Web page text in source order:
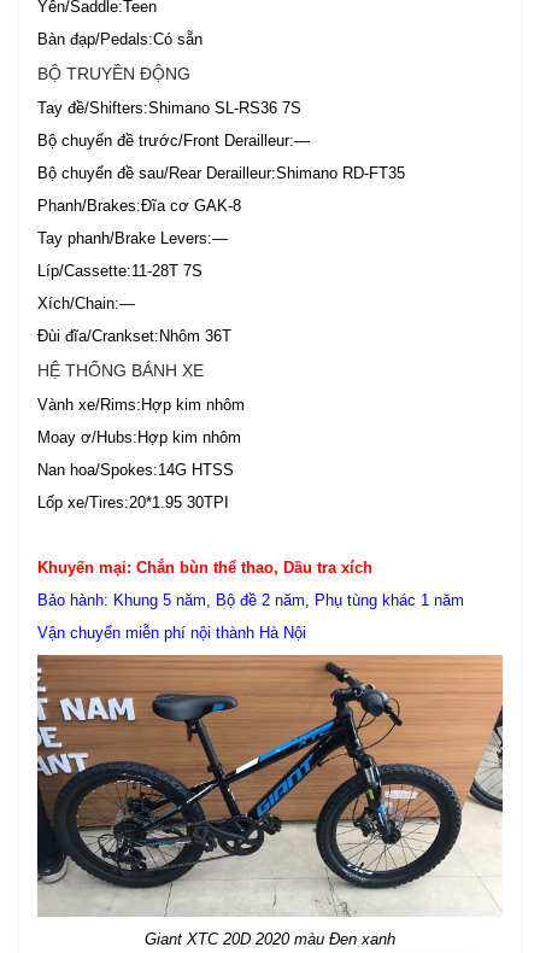
Yên/Saddle:Teen
Bàn đạp/Pedals:Có sẵn
BỘ TRUYỀN ĐỘNG
Tay đề/Shifters:Shimano SL-RS36 7S
Bộ chuyển đề trước/Front Derailleur:—
Bộ chuyển đề sau/Rear Derailleur:Shimano RD-FT35
Phanh/Brakes:Đĩa cơ GAK-8
Tay phanh/Brake Levers:—
Líp/Cassette:11-28T 7S
Xích/Chain:—
Đùi đĩa/Crankset:Nhôm 36T
HỆ THỐNG BÁNH XE
Vành xe/Rims:Hợp kim nhôm
Moay ơ/Hubs:Hợp kim nhôm
Nan hoa/Spokes:14G HTSS
Lốp xe/Tires:20*1.95 30TPI
Khuyến mại: Chắn bùn thể thao, Dầu tra xích
Bảo hành: Khung 5 năm, Bộ đề 2 năm, Phụ tùng khác 1 năm
Vận chuyển miễn phí nội thành Hà Nội
Giant XTC 20D 2020 màu Đen xanh